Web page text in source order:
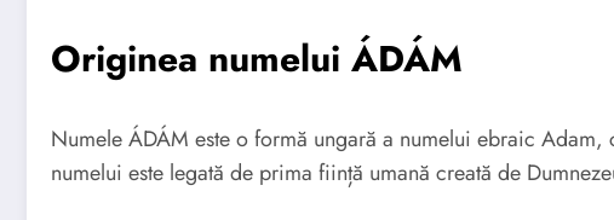
Originea numelui ÁDÁM
Numele ÁDÁM este o formă ungară a numelui ebraic Adam,
numelui este legată de prima ființă umană creată de